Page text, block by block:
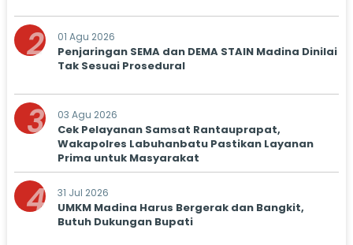
2 01 Agu 2026
Penjaringan SEMA dan DEMA STAIN Madina Dinilai
Tak Sesuai Prosedural
3 03 Agu 2026
Cek Pelayanan Samsat Rantauprapat,
Wakapolres Labuhanbatu Pastikan Layanan
Prima untuk Masyarakat
4 31 Jul 2026
UMKM Madina Harus Bergerak dan Bangkit,
Butuh Dukungan Bupati